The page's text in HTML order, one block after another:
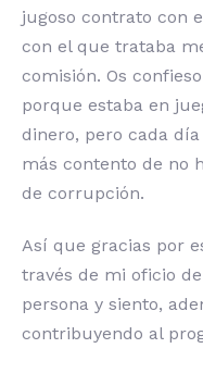
jugoso contrato con
con el que trataba
comisión. Os
porque estaba en
dinero, pero cada
más contento de no
de corrupción.
Así que gracias por
través de mi oficio
persona y siento,
contribuyendo al